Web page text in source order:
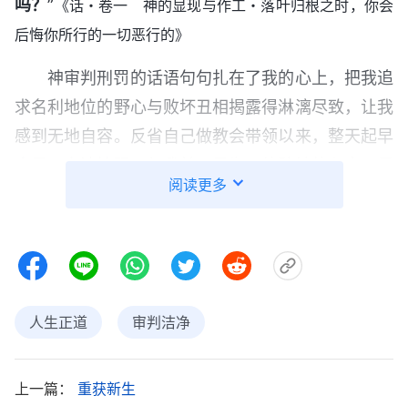
吗？” 《话・卷一 神的显现与作工・落叶归根之时，你会
后悔你所行的一切恶行的》
神审判刑罚的话语句句扎在了我的心上，把我追
求名利地位的野心与败坏丑相揭露得淋漓尽致，让我
感到无地自容。反省自己做教会带领以来，整天起早
好本分满足神，我天天作工讲道，扶持帮助弟兄姊
己带领的地位。弟兄姊妹选我做教会带领，这是神的
高抬，可我不务正业，不走正道，心里想的不是怎样
脚踏实地追求真理，尽好本分，而是一个劲地为地位
有什么区别呢？当弟兄姊妹不推荐我去参选上层带
阅读更多
人生正道 审判洁净
上一篇： 重获新生